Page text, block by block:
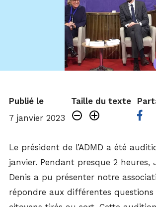
Publié le
7 janvier 2023
Taille du texte
Le président de l’ADMD a été
janvier. Pendant presque 2 heures,
Denis a pu présenter notre
répondre aux différentes questions